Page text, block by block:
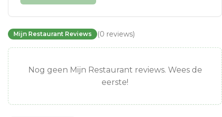
Mijn Restaurant Reviews (0 reviews)
Nog geen Mijn Restaurant reviews. Wees de
eerste!